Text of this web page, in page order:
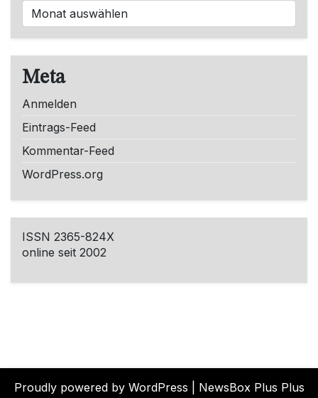
Meta
Anmelden
Eintrags-Feed
Kommentar-Feed
WordPress.org
ISSN 2365-824X
online seit 2002
Proudly powered by WordPress
NewsBox Plus Plus